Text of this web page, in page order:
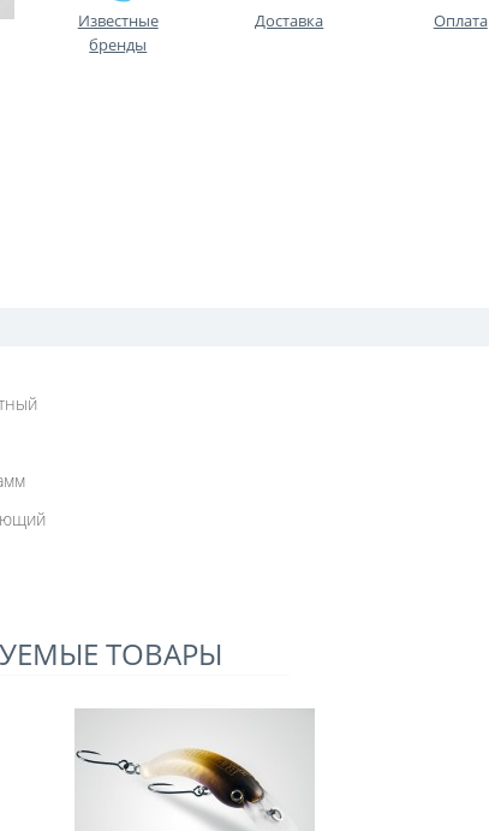
Известные
бренды
Доставка Оплата
ТОВАРЫ